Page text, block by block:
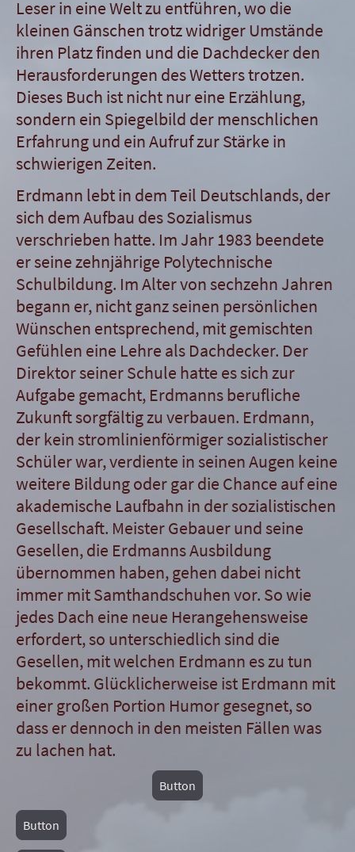
Leser in eine Welt zu entführen, wo die
kleinen Gänschen trotz widriger Umstände
ihren Platz finden und die Dachdecker den
Herausforderungen des Wetters trotzen.
Dieses Buch ist nicht nur eine Erzählung,
sondern ein Spiegelbild der menschlichen
Erfahrung und ein Aufruf zur Stärke in
schwierigen Zeiten.
Erdmann lebt in dem Teil Deutschlands, der
sich dem Aufbau des Sozialismus
verschrieben hatte. Im Jahr 1983 beendete
er seine zehnjährige Polytechnische
Schulbildung. Im Alter von sechzehn Jahren
begann er, nicht ganz seinen persönlichen
Wünschen entsprechend, mit gemischten
Gefühlen eine Lehre als Dachdecker. Der
Direktor seiner Schule hatte es sich zur
Aufgabe gemacht, Erdmanns berufliche
Zukunft sorgfältig zu verbauen. Erdmann,
der kein stromlinienförmiger sozialistischer
Schüler war, verdiente in seinen Augen keine
weitere Bildung oder gar die Chance auf eine
akademische Laufbahn in der sozialistischen
Gesellschaft. Meister Gebauer und seine
Gesellen, die Erdmanns Ausbildung
übernommen haben, gehen dabei nicht
immer mit Samthandschuhen vor. So wie
jedes Dach eine neue Herangehensweise
erfordert, so unterschiedlich sind die
Gesellen, mit welchen Erdmann es zu tun
bekommt. Glücklicherweise ist Erdmann mit
einer großen Portion Humor gesegnet, so
dass er dennoch in den meisten Fällen was
zu lachen hat.
Button
Button